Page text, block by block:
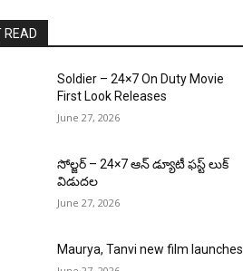
READ
Soldier – 24×7 On Duty Movie
First Look Releases
June 27, 2026
సోల్జర్ – 24×7 ఆన్ డ్యూటీ ఫస్ట్ లుక్
విడుదల
June 27, 2026
Maurya, Tanvi new film launches